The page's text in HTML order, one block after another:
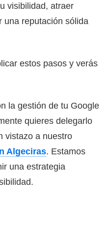
visibilidad, atraer
una reputación sólida
estos pasos y verás
la gestión de tu Google
quieres delegarlo
vistazo a nuestro
Algeciras. Estamos
una estrategia